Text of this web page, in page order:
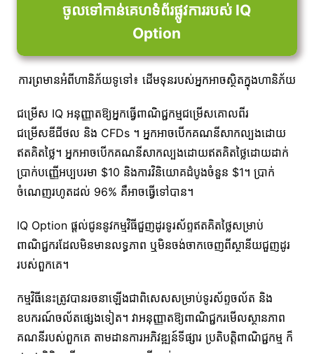
ចូលទៅកាន់គេហទំព័រផ្លូវការរបស់ IQ
Option
ការព្រមានអំពីហានិភ័យទូទៅ៖ ដើមទុនរបស់អ្នកអាចស្ថិតក្នុងហានិភ័យ
ជម្រើស IQ អនុញ្ញាតឱ្យអ្នកធ្វើពាណិជ្ជកម្មជម្រើសគោលពីរ
ជម្រើសឌីជីថល និង CFDs ។ អ្នកអាចបើកគណនីសាកល្បងដោយ
ឥតគិតថ្លៃ។ អ្នកអាចបើកគណនីសាកល្បងដោយឥតគិតថ្លៃដោយដាក់
ប្រាក់បញ្ញើអប្បបរមា $10 និងការវិនិយោគដំបូងចំនួន $1។ ប្រាក់
ចំណេញរហូតដល់ 96% គឺអាចធ្វើទៅបាន។
IQ Option ផ្តល់ជូននូវកម្មវិធីជួញដូរទូរស័ព្ទឥតគិតថ្លៃសម្រាប់
ពាណិជ្ជករដែលមិនមានលទ្ធភាព ឬមិនចង់ចាកចេញពីស្ថានីយជួញដូរ
របស់ពួកគេ។
កម្មវិធីនេះត្រូវបានរចនាឡើងជាពិសេសសម្រាប់ទូរស័ព្ទចល័ត និង
ឧបករណ៍ចល័តផ្សេងទៀត។ វាអនុញ្ញាតឱ្យពាណិជ្ជករមើលស្ថានភាព
គណនីរបស់ពួកគេ តាមដានការអភិវឌ្ឍន៍ទីផ្សារ ប្រតិបត្តិពាណិជ្ជកម្ម ក៏